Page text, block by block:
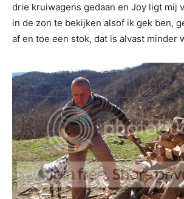
drie kruiwagens gedaan en Joy ligt mij
in de zon te bekijken alsof ik gek ben,
af en toe een stok, dat is alvast minder